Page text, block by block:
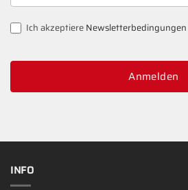
SIGNUP
Ich akzeptiereNewsletterbedingungen
Anmelden
INFO